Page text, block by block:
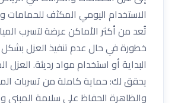
الاستخدام اليومي المكثف للحمامات
تُعد من أكثر الأماكن عرضة لتسرب
خطورة في حال عدم تنفيذ العزل بشكل
البداية أو استخدام مواد رديئة. العزل
يحقق لك: حماية كاملة من تسربات
والظاهرة الحفاظ على سلامة المبنى